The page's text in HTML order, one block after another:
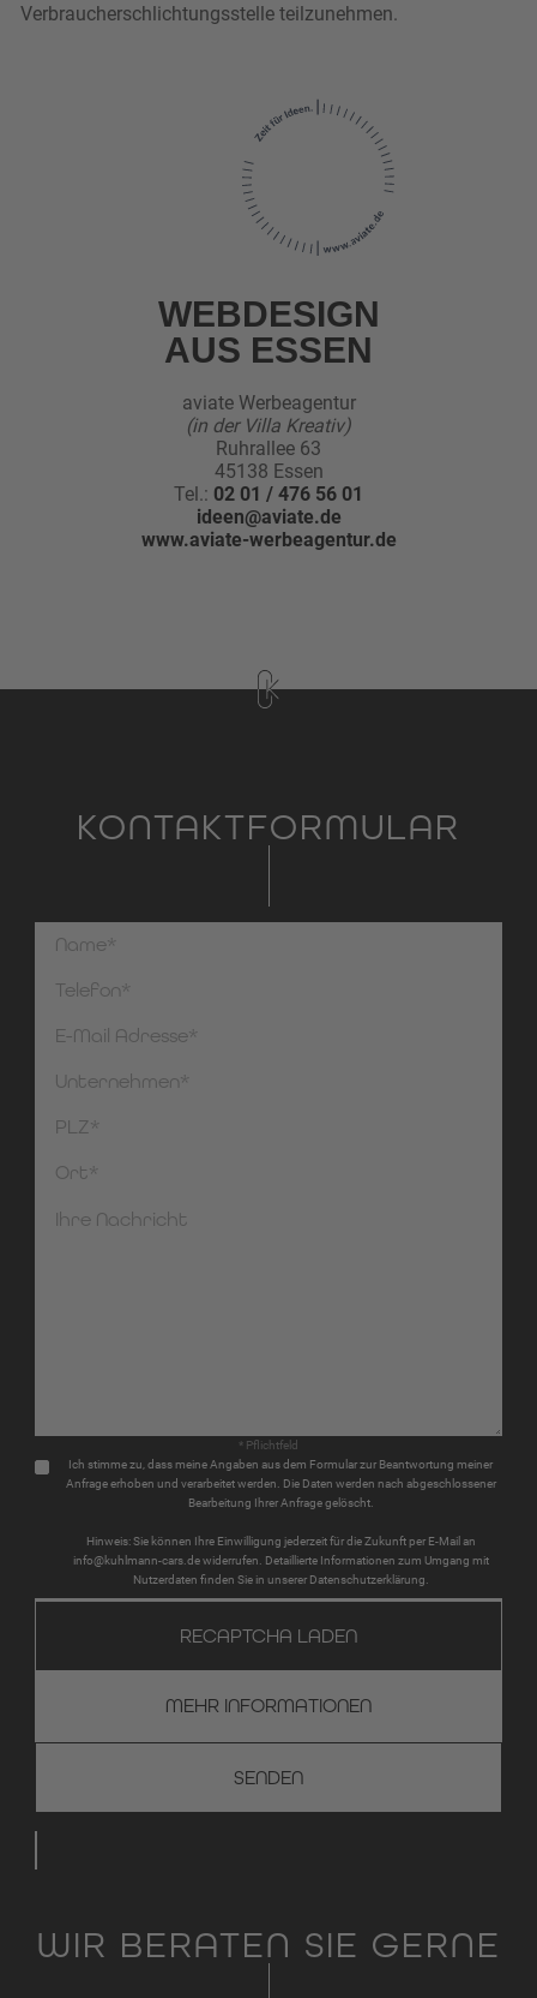
Verbraucherschlichtungsstelle teilzunehmen.
WEBDESIGN
AUS ESSEN
aviate Werbeagentur
(in der Villa Kreativ)
Ruhrallee 63
45138 Essen
Tel.: 02 01 / 476 56 01
ideen@aviate.de
www.aviate-werbeagentur.de
KONTAKTFORMULAR
* Pflichtfeld
Ich stimme zu, dass meine Angaben aus dem Formular zur Beantwortung meiner
Anfrage erhoben und verarbeitet werden. Die Daten werden nach abgeschlossener
Bearbeitung Ihrer Anfrage gelöscht.
Hinweis: Sie können Ihre Einwilligung jederzeit für die Zukunft per E-Mail an
info@kuhlmann-cars.de widerrufen. Detaillierte Informationen zum Umgang mit
Nutzerdaten finden Sie in unserer Datenschutzerklärung.
RECAPTCHA LADEN
MEHR INFORMATIONEN
WIR BERATEN SIE GERNE